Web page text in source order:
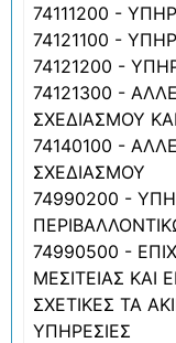
74111200 -
74121100 -
74121200 -
74121300 -
ΣΧΕΔΙΑΣΜΟΥ
74140100 -
ΣΧΕΔΙΑΣΜΟΥ
74990200 -
74990500 -
ΜΕΣΙΤΕΙΑΣ ΚΑΙ
ΣΧΕΤΙΚΕΣ ΤΑ
ΥΠΗΡΕΣΙΕΣ